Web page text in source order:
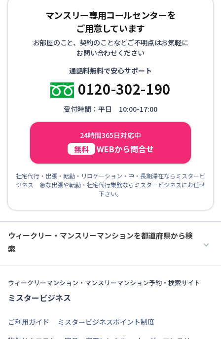
マンスリー専用コールセンターを
ご用意しています
お部屋のこと、契約のことなどご不明点はお気軽に
お問い合わせください
通話料無料で安心サポート
0120-302-190
受付時間：平日 10:00-17:00
24時間365日対応中
無料 WEBから問合せ
社宅代行・出張・転勤・リロケーション・中・長期滞在ならミスタービ
ジネス 急な出張や転勤・社宅代行業務ならミスタービジネスにお任せ
下さい。
ウィークリー・マンスリーマンションを都道府県から検
索
ウィークリーマンション・マンスリーマンション予約・検索サイト
ミスタービジネス
ご利用ガイド
ミスタービジネスポイント制度